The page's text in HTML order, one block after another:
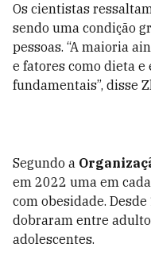
Os cientistas
sendo uma condição
pessoas. “A maioria
e fatores como dieta
fundamentais”, disse
Segundo a
em 2022 uma em
com obesidade.
dobraram entre
adolescentes.